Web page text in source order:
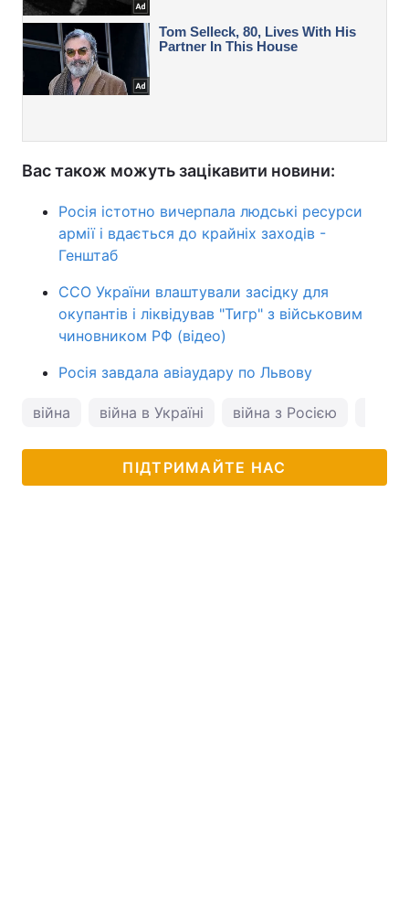
Вас також можуть зацікавити новини:
Росія істотно вичерпала людські ресурси
армії і вдається до крайніх заходів -
Генштаб
ССО України влаштували засідку для
окупантів і ліквідував "Тигр" з військовим
чиновником РФ (відео)
Росія завдала авіаудару по Львову
війна війна в Україні війна з Росією
ПІДТРИМАЙТЕ НАС